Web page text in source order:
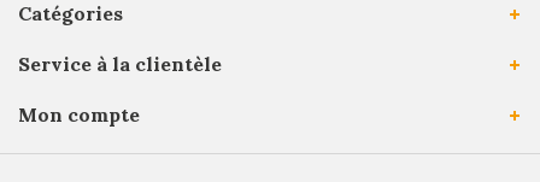
Catégories
Service à la clientèle
Mon compte